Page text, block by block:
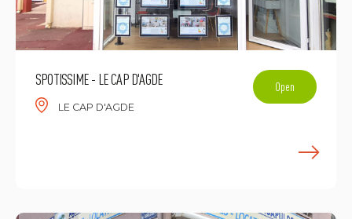
SPOTISSIME - LE CAP D'AGDE
LE CAP D'AGDE
Open